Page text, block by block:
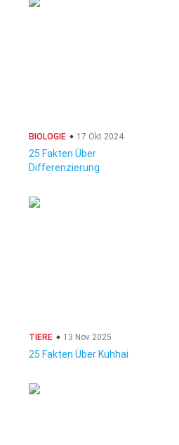
BIOLOGIE 17 Okt 2024
25 Fakten Über
Differenzierung
TIERE 13 Nov 2025
25 Fakten Über Kuhhai